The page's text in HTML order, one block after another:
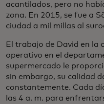
acantilados, pero no
zona. En 2015, se fue a
ciudad a mil millas al
El trabajo de David en la
operativo en el
supermercado le
sin embargo, su calidad
constantemente. Cada
las 4 a. m. para